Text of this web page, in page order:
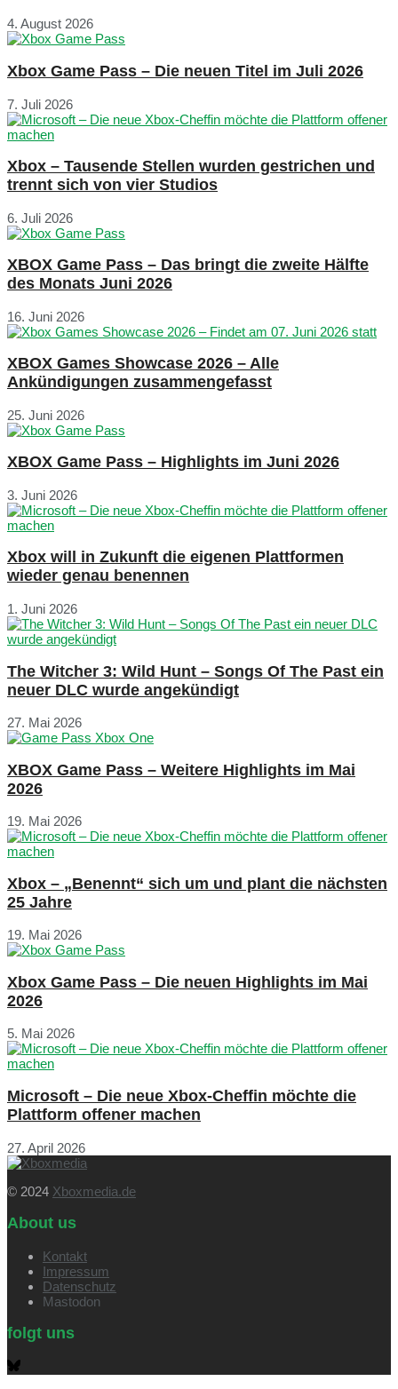
4. August 2026
Xbox Game Pass – Die neuen Titel im Juli 2026
7. Juli 2026
Xbox – Tausende Stellen wurden gestrichen und
trennt sich von vier Studios
6. Juli 2026
XBOX Game Pass – Das bringt die zweite Hälfte
des Monats Juni 2026
16. Juni 2026
XBOX Games Showcase 2026 – Alle
Ankündigungen zusammengefasst
25. Juni 2026
XBOX Game Pass – Highlights im Juni 2026
3. Juni 2026
Xbox will in Zukunft die eigenen Plattformen
wieder genau benennen
1. Juni 2026
The Witcher 3: Wild Hunt – Songs Of The Past ein
neuer DLC wurde angekündigt
27. Mai 2026
XBOX Game Pass – Weitere Highlights im Mai
2026
19. Mai 2026
Xbox – „Benennt“ sich um und plant die nächsten
25 Jahre
19. Mai 2026
Xbox Game Pass – Die neuen Highlights im Mai
2026
5. Mai 2026
Microsoft – Die neue Xbox-Cheffin möchte die
Plattform offener machen
27. April 2026
© 2024 Xboxmedia.de
About us
Kontakt
Impressum
Datenschutz
Mastodon
folgt uns